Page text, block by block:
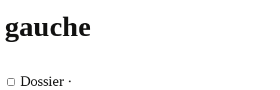
gauche
Dossier ·